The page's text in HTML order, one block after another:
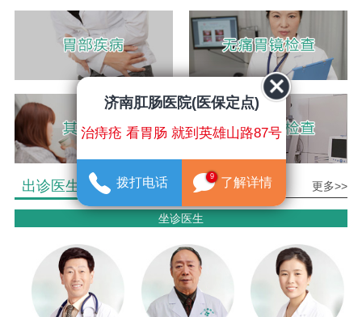
出诊医生介绍 更多>>
坐诊医生
济南肛肠医院(医保定点)
治痔疮 看胃肠 就到英雄山路87号
拨打电话 9 了解详情